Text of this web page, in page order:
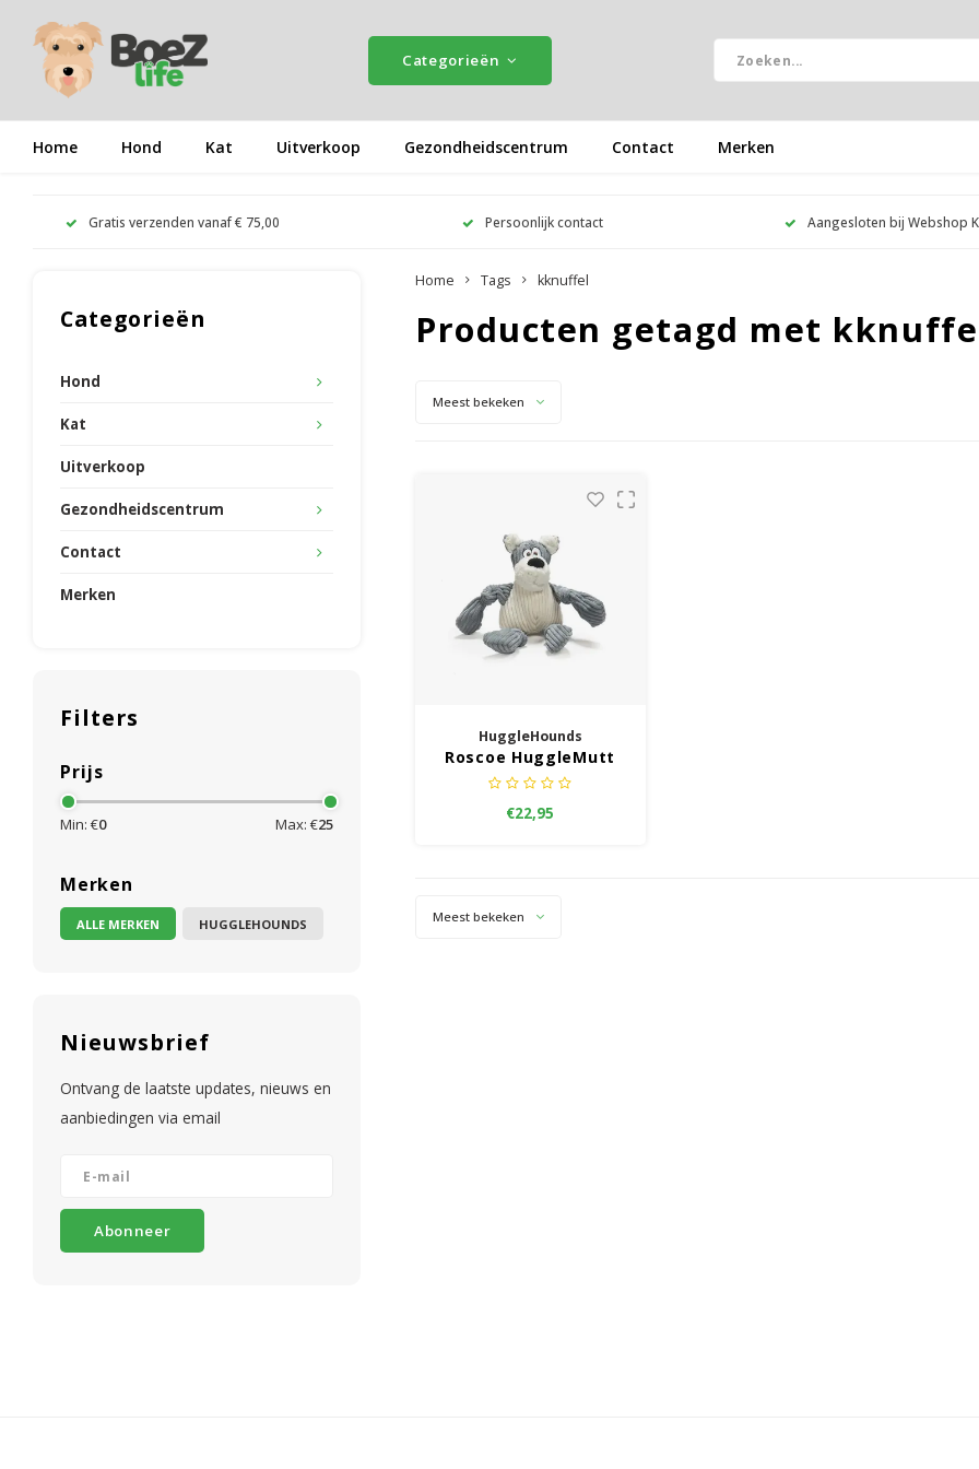
Categorieën
Home Hond Kat Uitverkoop Gezondheidscentrum Contact Merken
Gratis verzenden vanaf € 75,00 Persoonlijk contact Aangesloten bij Webshop
Categorieën
Hond
Kat
Uitverkoop
Gezondheidscentrum
Contact
Merken
Filters
Prijs
Min: €0 Max: €25
Merken
ALLE MERKEN HUGGLEHOUNDS
Nieuwsbrief
Ontvang de laatste updates, nieuws en
aanbiedingen via email
Abonneer
Home Tags kknuffel
Producten getagd met
Meest bekeken
HuggleHounds
Roscoe HuggleMutt
Knottie
€22,95
Meest bekeken